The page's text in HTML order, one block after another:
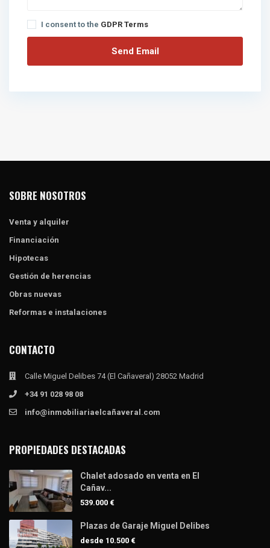
I consent to the GDPR Terms
SOBRE NOSOTROS
Venta y alquiler
Financiación
Hipotecas
Gestión de herencias
Obras nuevas
Reformas e instalaciones
CONTACTO
Calle Miguel Delibes 74 (El Cañaveral) 28052 Madrid
+34 91 028 98 08
info@inmobiliariaelcañaveral.com
PROPIEDADES DESTACADAS
Chalet adosado en venta en El
Cañav...
539.000 €
Plazas de Garaje Miguel Delibes
desde 10.500 €